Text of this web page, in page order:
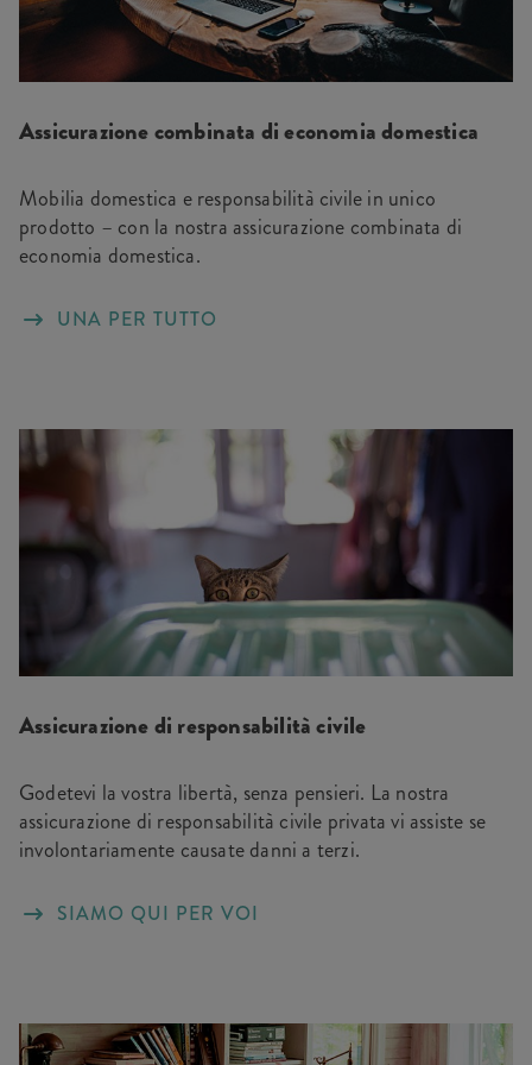
Assicurazione combinata di economia domestica
Mobilia domestica e responsabilità civile in unico
prodotto – con la nostra assicurazione combinata di
economia domestica.
UNA PER TUTTO
Assicurazione di responsabilità civile
Godetevi la vostra libertà, senza pensieri. La nostra
assicurazione di responsabilità civile privata vi assiste se
involontariamente causate danni a terzi.
SIAMO QUI PER VOI